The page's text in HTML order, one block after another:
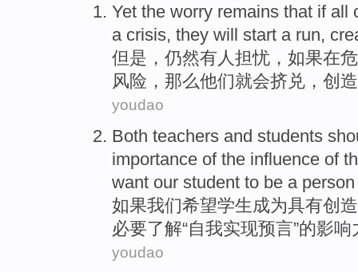
Yet the worry remains that if all
a crisis, they will start a run,
但是 ， 仍然有人担忧， 如果在
风险 ，那么他们就会挤兑 ， 创
youdao
Both teachers and students
importance ofthe influence of
want our student to be a person
如果我们希望学生成为具有创
必要了解“自我实现预言”的影响
youdao